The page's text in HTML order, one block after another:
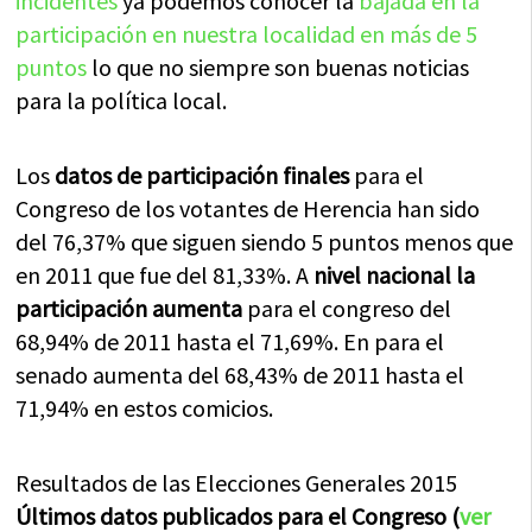
participación en nuestra localidad en más de 5
puntos lo que no siempre son buenas noticias
para la política local.
Los datos de participación finalespara el
Congreso de los votantes de Herencia han sido
del 76,37% que siguen siendo 5 puntos menos que
en 2011 que fue del 81,33%. A nivel nacional la
participación aumenta para el congreso del
68,94% de 2011 hasta el 71,69%. En para el
senado aumenta del 68,43% de 2011 hasta el
71,94% en estos comicios.
Resultados de las Elecciones Generales 2015
Últimos datos publicados para el Congreso (ver